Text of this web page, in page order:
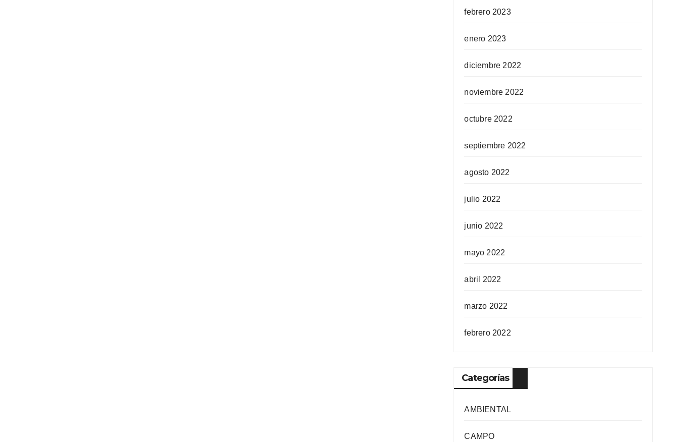
febrero 2023
enero 2023
diciembre 2022
noviembre 2022
octubre 2022
septiembre 2022
agosto 2022
julio 2022
junio 2022
mayo 2022
abril 2022
marzo 2022
febrero 2022
Categorías
AMBIENTAL
CAMPO